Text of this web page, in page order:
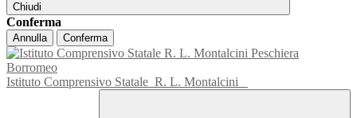
Chiudi
Conferma
Annulla Conferma
Istituto Comprensivo Statale R. L. Montalcini